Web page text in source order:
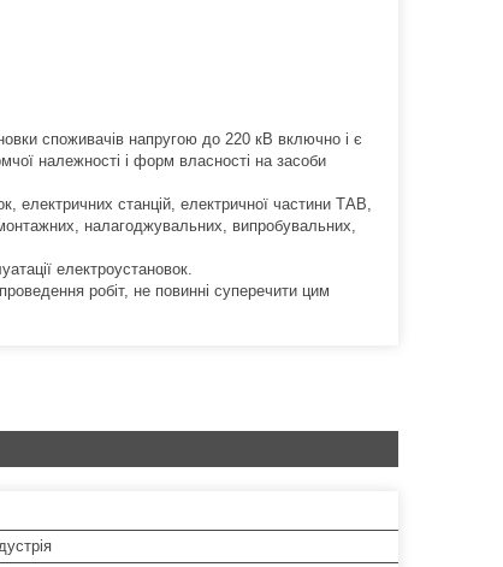
споживачів напругою до 220 кВ включно і є
належності і форм власності на засоби
електричних станцій, електричної частини ТАВ,
налагоджувальних, випробувальних,
електроустановок.
робіт, не повинні суперечити цим